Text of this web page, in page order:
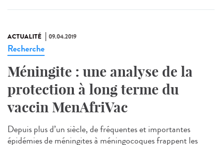
ACTUALITÉ 09.04.2019
Recherche
Méningite : une analyse de la
protection à long terme du
vaccin MenAfriVac
Depuis plus d’un siècle, de fréquentes et importantes
épidémies de méningites à méningocoques frappent les